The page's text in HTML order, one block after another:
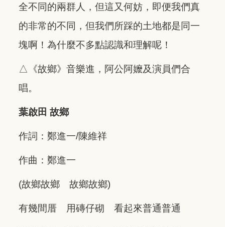
全不同的兩群人，但這又何妨，即便我們真
的非常的不同，但我們所踩的土地都是同一
塊啊！為什麼不多點認識和理解呢！
△《故鄉》音樂進，阿公阿嬤及演員們合
唱。
葉啟田 故鄉
作詞：鄭進一/陳維祥
作曲：鄭進一
(故鄉故鄉 故鄉故鄉)
有幾間厝 用磚仔砌 看起來普通普通